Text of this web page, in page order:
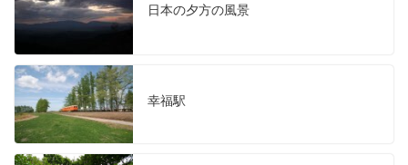
日本の夕方の風景
幸福駅